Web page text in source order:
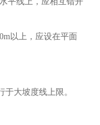
以上，应设在平面
大坡度线上限。